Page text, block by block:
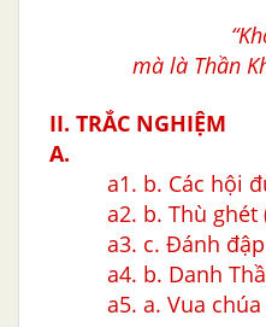
mà là Thần
II. TRẮC NGHIỆM
A.
a1. b. Các hội
a2. b. Thù ghét
a3. c. Đánh đập
a4. b. Danh
a5. a. Vua